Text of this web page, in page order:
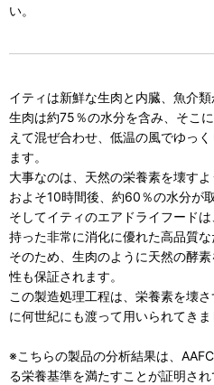
い。
イティは新鮮な生肉と内臓、魚介類
生肉は約75％の水分を含み、そこ
えて混ぜ合わせ、低温の風でゆっ
ます。
大事なのは、天然の栄養素を壊すよ
およそ10時間後、約60％の水分が
そしてイティのエアドライフード
持った非常に消化に優れた高品質な
そのため、生肉のように天然の酵
性も保証されます。
この製造処理工程は、栄養素を壊
に何世紀にも渡って用いられてきま
※こちらの製品の分析結果は、
る栄養基準を満たすことが証明され